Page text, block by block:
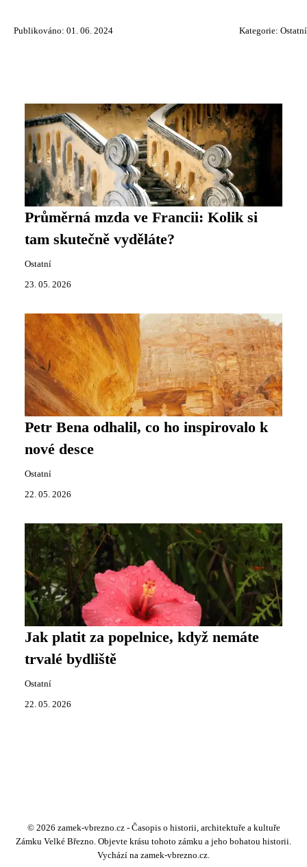
Publikováno: 01. 06. 2024 Kategorie: Ostatní
Průměrná mzda ve Francii: Kolik si
tam skutečně vyděláte?
Ostatní
23. 05. 2026
Petr Bena odhalil, co ho inspirovalo k
nové desce
Ostatní
22. 05. 2026
Jak platit za popelnice, když nemáte
trvalé bydliště
Ostatní
22. 05. 2026
© 2026 zamek-vbrezno.cz - Časopis o historii, architektuře a kultuře
Zámku Velké Březno. Objevte krásu tohoto zámku a jeho bohatou historii.
Vychází na zamek-vbrezno.cz.